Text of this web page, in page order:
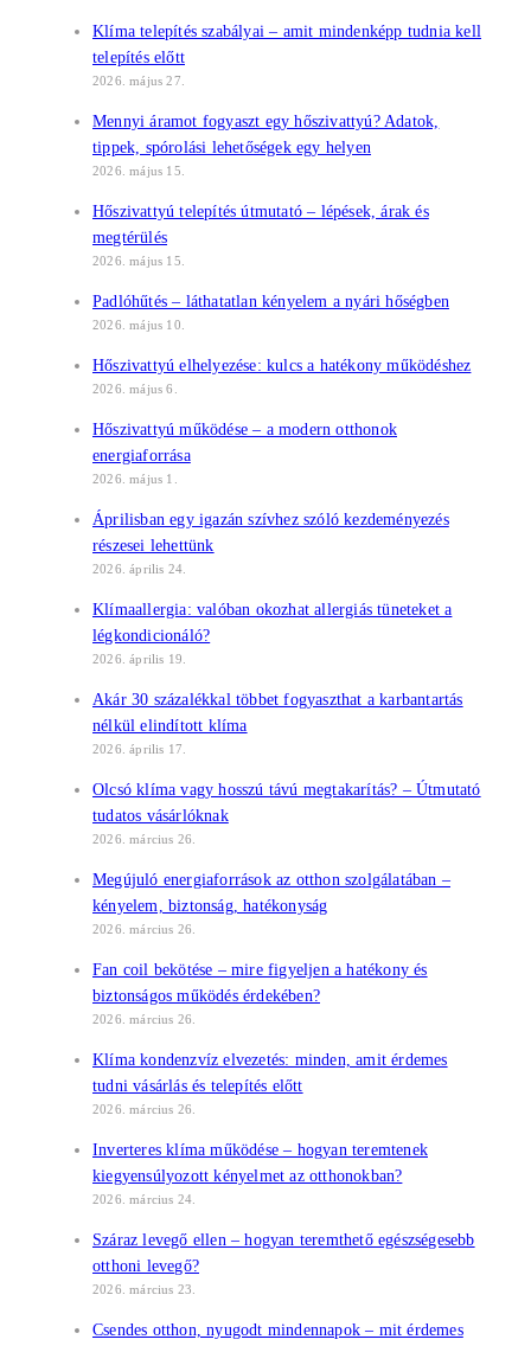
Klíma telepítés szabályai – amit mindenképp tudnia kell
telepítés előtt
2026. május 27.
Mennyi áramot fogyaszt egy hőszivattyú? Adatok,
tippek, spórolási lehetőségek egy helyen
2026. május 15.
Hőszivattyú telepítés útmutató – lépések, árak és
megtérülés
2026. május 15.
Padlóhűtés – láthatatlan kényelem a nyári hőségben
2026. május 10.
Hőszivattyú elhelyezése: kulcs a hatékony működéshez
2026. május 6.
Hőszivattyú működése – a modern otthonok
energiaforrása
2026. május 1.
Áprilisban egy igazán szívhez szóló kezdeményezés
részesei lehettünk
2026. április 24.
Klímaallergia: valóban okozhat allergiás tüneteket a
légkondicionáló?
2026. április 19.
Akár 30 százalékkal többet fogyaszthat a karbantartás
nélkül elindított klíma
2026. április 17.
Olcsó klíma vagy hosszú távú megtakarítás? – Útmutató
tudatos vásárlóknak
2026. március 26.
Megújuló energiaforrások az otthon szolgálatában –
kényelem, biztonság, hatékonyság
2026. március 26.
Fan coil bekötése – mire figyeljen a hatékony és
biztonságos működés érdekében?
2026. március 26.
Klíma kondenzvíz elvezetés: minden, amit érdemes
tudni vásárlás és telepítés előtt
2026. március 26.
Inverteres klíma működése – hogyan teremtenek
kiegyensúlyozott kényelmet az otthonokban?
2026. március 24.
Száraz levegő ellen – hogyan teremthető egészségesebb
otthoni levegő?
2026. március 23.
Csendes otthon, nyugodt mindennapok – mit érdemes